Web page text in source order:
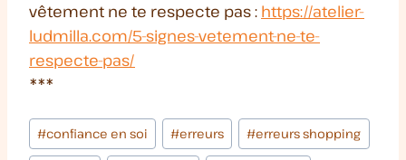
vêtement ne te respecte pas : https://atelier-
ludmilla.com/5-signes-vetement-ne-te-
respecte-pas/
***
Étiquettes
de
#confiance en soi #erreurs #erreurs shopping